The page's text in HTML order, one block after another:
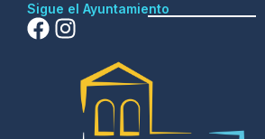
Sigue el Ayuntamiento